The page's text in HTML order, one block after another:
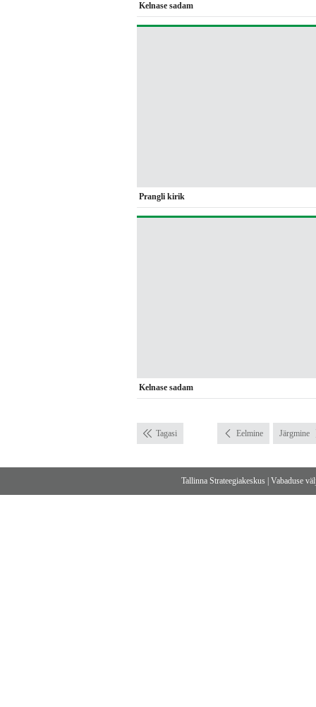
Kelnase sadam
Prangli kirik
Kelnase sadam
Tagasi Eelmine Järgmine
Tallinna Strateegiakeskus Vabaduse